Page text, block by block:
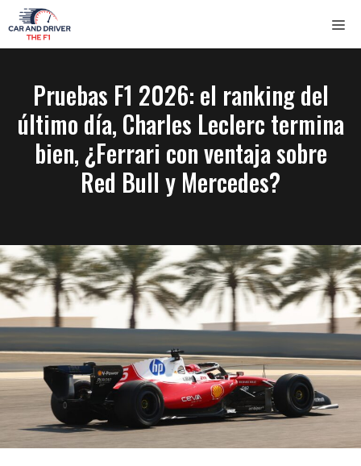
Saltar
al
contenido
Pruebas F1 2026: el ranking del
último día, Charles Leclerc termina
bien, ¿Ferrari con ventaja sobre
Red Bull y Mercedes?